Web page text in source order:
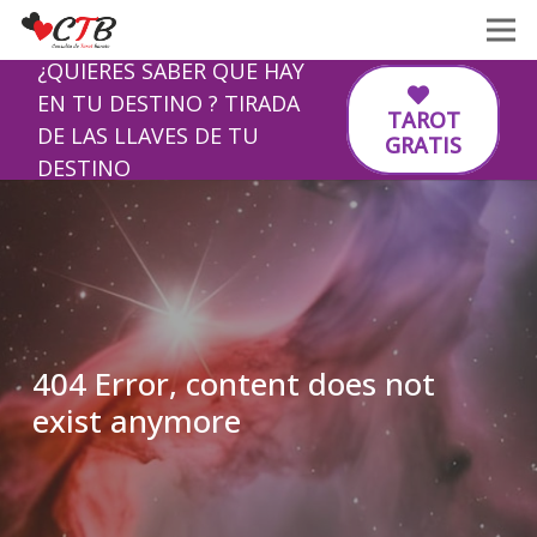
¿QUIERES SABER QUE HAY
EN TU DESTINO ? TIRADA
DE LAS LLAVES DE TU
DESTINO
TAROT
GRATIS
404 Error, content does not
exist anymore